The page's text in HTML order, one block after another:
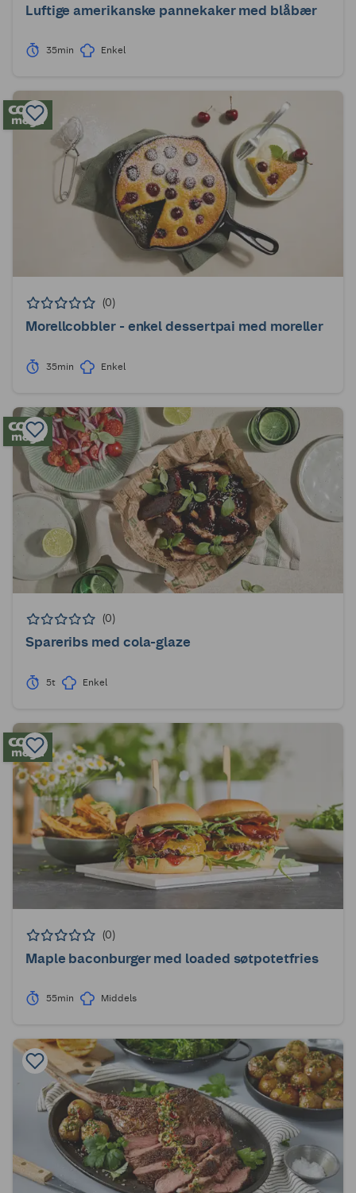
Luftige amerikanske pannekaker med blåbær
35min Enkel
(0)
Morellcobbler - enkel dessertpai med moreller
35min Enkel
(0)
Spareribs med cola-glaze
5t Enkel
(0)
Maple baconburger med loaded søtpotetfries
55min Middels